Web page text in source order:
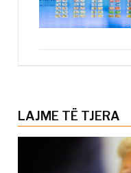
LAJME TË TJERA